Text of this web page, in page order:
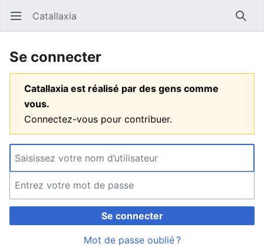
Ouvrir le menu principal Catallaxia
Se connecter
Catallaxia est réalisé par des gens comme
vous.
Connectez-vous pour contribuer.
Se connecter
Mot de passe oublié ?